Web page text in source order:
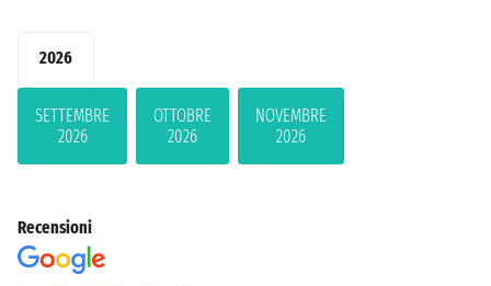
2026
SETTEMBRE
2026
OTTOBRE
2026
NOVEMBRE
2026
Recensioni